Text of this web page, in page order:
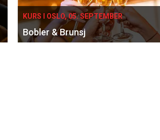
KURS I OSLO, 05. SEPTEMBER
Bobler & Brunsj